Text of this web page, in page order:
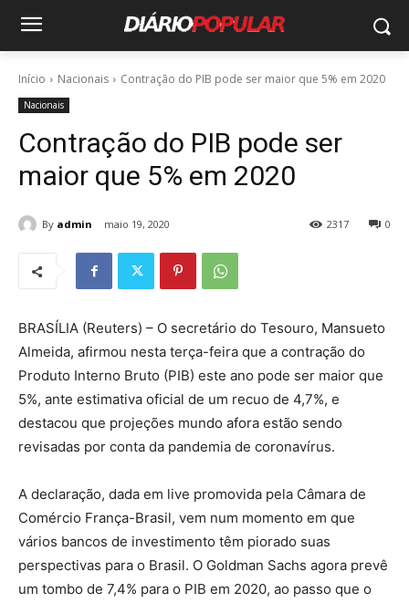
Início Nacionais Contração do PIB pode ser maior que 5% em 2020
Nacionais
Contração do PIB pode ser
maior que 5% em 2020
By admin maio 19, 2020 0
2317
BRASÍLIA (Reuters) – O secretário do Tesouro, Mansueto
Almeida, afirmou nesta terça-feira que a contração do
Produto Interno Bruto (PIB) este ano pode ser maior que
5%, ante estimativa oficial de um recuo de 4,7%, e
destacou que projeções mundo afora estão sendo
revisadas por conta da pandemia de coronavírus.
A declaração, dada em live promovida pela Câmara de
Comércio França-Brasil, vem num momento em que
vários bancos de investimento têm piorado suas
perspectivas para o Brasil. O Goldman Sachs agora prevê
um tombo de 7,4% para o PIB em 2020, ao passo que o